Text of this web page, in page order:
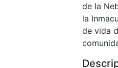
de la
la
de vida